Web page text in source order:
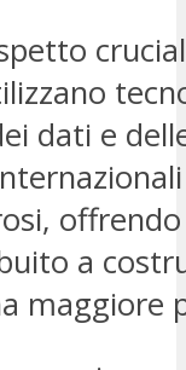
dati e
a
maggiore